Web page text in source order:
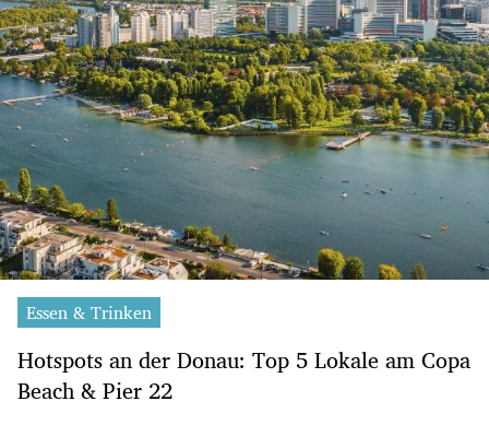
Essen & Trinken
Hotspots an der Donau: Top 5 Lokale am Copa
Beach & Pier 22